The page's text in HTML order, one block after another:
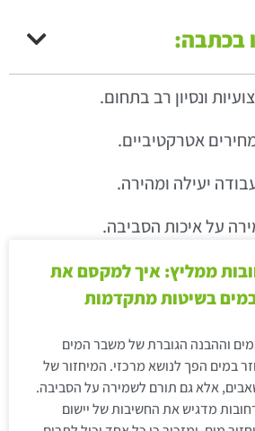
בכתבה:
ונסיון רב בתחום.
אטרקטיביים.
יעילה ומהירה.
על איכות הסביבה.
ממליץ: איך למקסם את
בשיטות מתקדמות
וההבנה הגוברת של משבר המים
במים הפך לנושא מרכזי. המיחזור של
אלא גם תורם לשמירה על הסביבה.
מדגיש את החשיבות של יישום